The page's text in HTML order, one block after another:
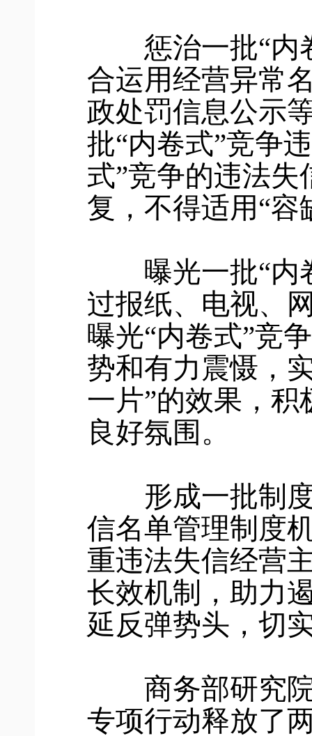
惩治一批“内
合运用经营异常
政处罚信息公示
批“内卷式”竞争
式”竞争的违法
复，不得适用“容
曝光一批“内
过报纸、电视、
曝光“内卷式”竞
势和有力震慑，
一片”的效果，
良好氛围。
形成一批制度
信名单管理制度
重违法失信经营
长效机制，助力
延反弹势头，切
商务部研究院
专项行动释放了